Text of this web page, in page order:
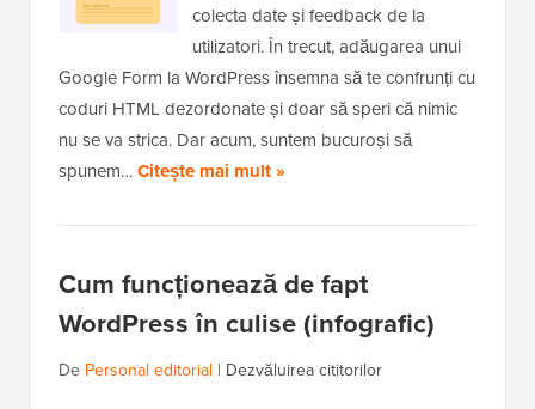
colecta date și feedback de la
utilizatori. În trecut, adăugarea unui
Google Form la WordPress însemna să te confrunți cu
coduri HTML dezordonate și doar să speri că nimic
nu se va strica. Dar acum, suntem bucuroși să
spunem…Citește mai mult »
Cum funcționează de fapt
WordPress în culise (infografic)
De Personal editorial | Dezvăluirea cititorilor